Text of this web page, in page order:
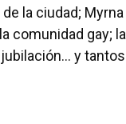
la ciudad; Myrna
comunidad gay; la
y tantos